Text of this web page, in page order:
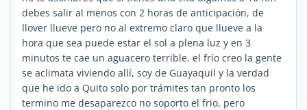
debes salir al menos con 2 horas de anticipación, de
llover llueve pero no al extremo claro que llueve a la
hora que sea puede estar el sol a plena luz y en 3
minutos te cae un aguacero terrible, el frío creo la gente
se aclimata viviendo allí, soy de Guayaquil y la verdad
que he ido a Quito solo por trámites tan pronto los
termino me desaparezco no soporto el frio, pero